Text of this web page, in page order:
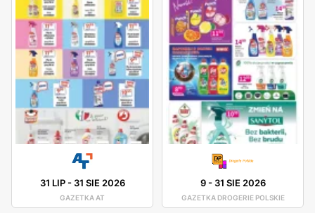
31 LIP- 31 SIE 2026
GAZETKA AT
9- 31 SIE 2026
GAZETKA DROGERIE POLSKIE